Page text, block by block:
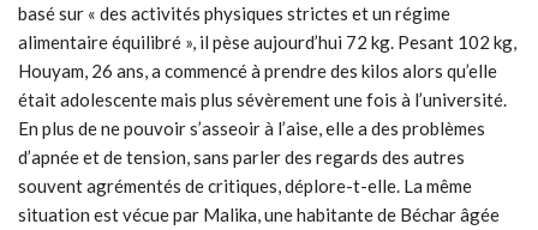
basé sur « des activités physiques strictes et un régime
alimentaire équilibré », il pèse aujourd’hui 72 kg. Pesant 102 kg,
Houyam, 26 ans, a commencé à prendre des kilos alors qu’elle
était adolescente mais plus sévèrement une fois à l’université.
En plus de ne pouvoir s’asseoir à l’aise, elle a des problèmes
d’apnée et de tension, sans parler des regards des autres
souvent agrémentés de critiques, déplore-t-elle. La même
situation est vécue par Malika, une habitante de Béchar âgée